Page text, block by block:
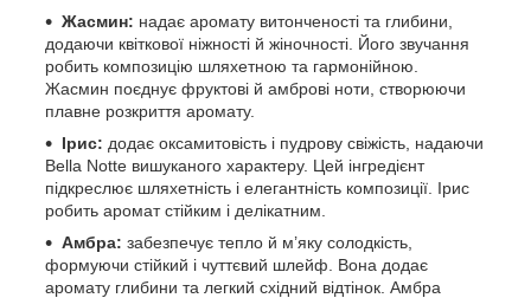
Жасмин: надає аромату витонченості та глибини,
додаючи квіткової ніжності й жіночності. Його звучання
робить композицію шляхетною та гармонійною.
Жасмин поєднує фруктові й амброві ноти, створюючи
плавне розкриття аромату.
Ірис: додає оксамитовість і пудрову свіжість, надаючи
Bella Notte вишуканого характеру. Цей інгредієнт
підкреслює шляхетність і елегантність композиції. Ірис
робить аромат стійким і делікатним.
Амбра: забезпечує тепло й м’яку солодкість,
формуючи стійкий і чуттєвий шлейф. Вона додає
аромату глибини та легкий східний відтінок. Амбра